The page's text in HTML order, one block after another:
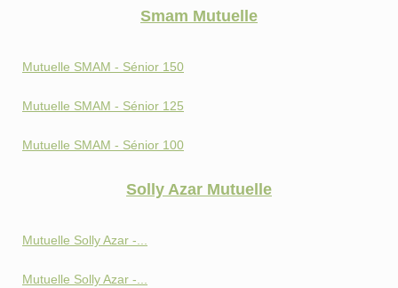
Smam Mutuelle
Mutuelle SMAM - Sénior 150
Mutuelle SMAM - Sénior 125
Mutuelle SMAM - Sénior 100
Solly Azar Mutuelle
Mutuelle Solly Azar -...
Mutuelle Solly Azar -...